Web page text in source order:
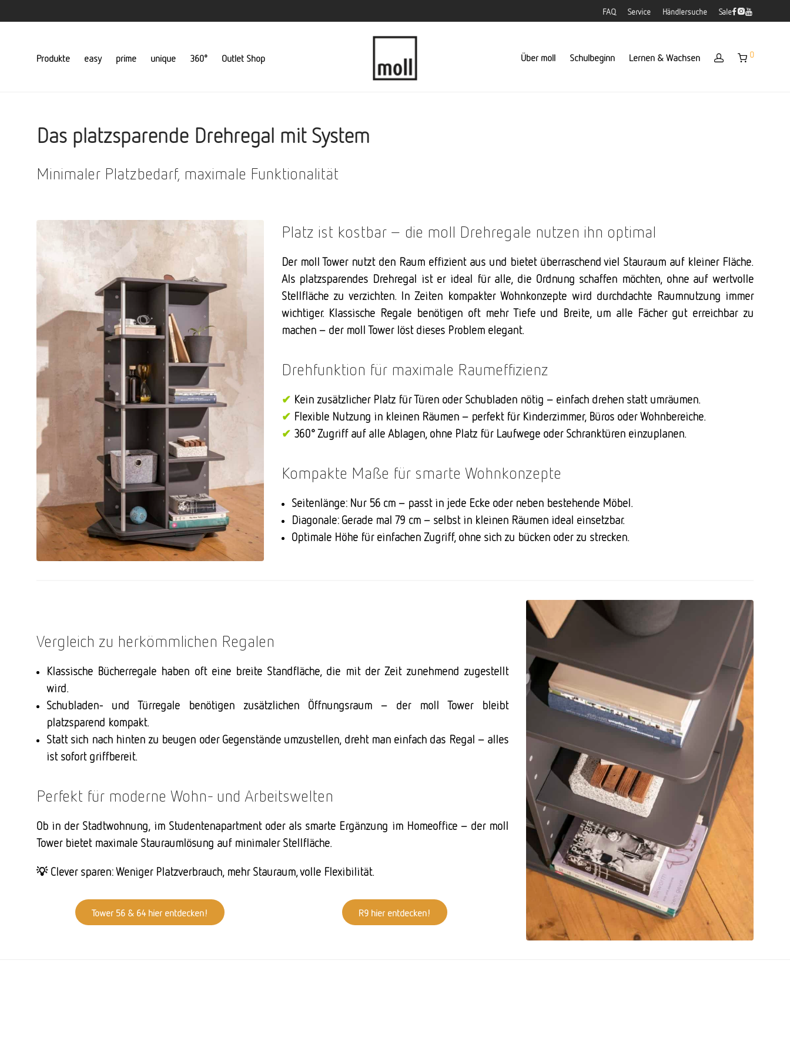
FAQ Service Händlersuche Sale
Produkte easy prime unique 360° Outlet Shop Über moll Schulbeginn Lernen & Wachsen 0
Das platzsparende Drehregal mit System
Minimaler Platzbedarf, maximale Funktionalität
Platz ist kostbar – die moll Drehregale nutzen ihn optimal
Der moll Tower nutzt den Raum effizient aus und bietet überraschend viel Stauraum auf kleiner Fläche.
Als platzsparendes Drehregal ist er ideal für alle, die Ordnung schaffen möchten, ohne auf wertvolle
Stellfläche zu verzichten. In Zeiten kompakter Wohnkonzepte wird durchdachte Raumnutzung immer
wichtiger. Klassische Regale benötigen oft mehr Tiefe und Breite, um alle Fächer gut erreichbar zu
machen – der moll Tower löst dieses Problem elegant.
Drehfunktion für maximale Raumeffizienz
✔ Kein zusätzlicher Platz für Türen oder Schubladen nötig – einfach drehen statt umräumen.
✔ Flexible Nutzung in kleinen Räumen – perfekt für Kinderzimmer, Büros oder Wohnbereiche.
✔ 360° Zugriff auf alle Ablagen, ohne Platz für Laufwege oder Schranktüren einzuplanen.
Kompakte Maße für smarte Wohnkonzepte
Seitenlänge: Nur 56 cm – passt in jede Ecke oder neben bestehende Möbel.
Diagonale: Gerade mal 79 cm – selbst in kleinen Räumen ideal einsetzbar.
Optimale Höhe für einfachen Zugriff, ohne sich zu bücken oder zu strecken.
Vergleich zu herkömmlichen Regalen
Klassische Bücherregale haben oft eine breite Standfläche, die mit der Zeit zunehmend zugestellt
wird.
Schubladen- und Türregale benötigen zusätzlichen Öffnungsraum – der moll Tower bleibt
platzsparend kompakt.
Statt sich nach hinten zu beugen oder Gegenstände umzustellen, dreht man einfach das Regal – alles
ist sofort griffbereit.
Perfekt für moderne Wohn- und Arbeitswelten
Ob in der Stadtwohnung, im Studentenapartment oder als smarte Ergänzung im Homeoffice – der moll
Tower bietet maximale Stauraumlösung auf minimaler Stellfläche.
💡 Clever sparen: Weniger Platzverbrauch, mehr Stauraum, volle Flexibilität.
Tower 56 & 64 hier entdecken! R9 hier entdecken!